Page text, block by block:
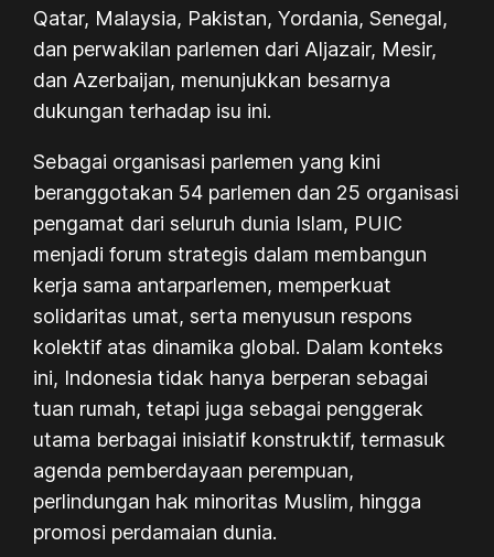
Qatar, Malaysia, Pakistan, Yordania, Senegal,
dan perwakilan parlemen dari Aljazair, Mesir,
dan Azerbaijan, menunjukkan besarnya
dukungan terhadap isu ini.
Sebagai organisasi parlemen yang kini
beranggotakan 54 parlemen dan 25 organisasi
pengamat dari seluruh dunia Islam, PUIC
menjadi forum strategis dalam membangun
kerja sama antarparlemen, memperkuat
solidaritas umat, serta menyusun respons
kolektif atas dinamika global. Dalam konteks
ini, Indonesia tidak hanya berperan sebagai
tuan rumah, tetapi juga sebagai penggerak
utama berbagai inisiatif konstruktif, termasuk
agenda pemberdayaan perempuan,
perlindungan hak minoritas Muslim, hingga
promosi perdamaian dunia.